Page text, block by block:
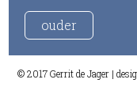
ouder
© 2017 Gerrit de Jager |